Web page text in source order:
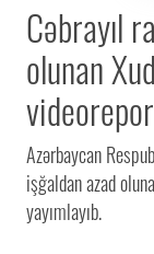
Cəbrayıl
olunan
Azərbaycan
işğaldan azad
yayımlayıb.